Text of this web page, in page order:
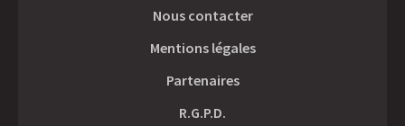
Nous contacter
Mentions légales
Partenaires
R.G.P.D.